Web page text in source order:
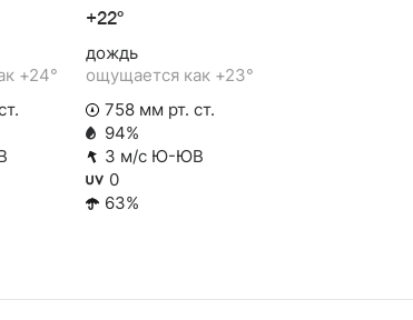
+24°
+22°
дождь
ощущается как +23°
758 мм рт. ст.
94%
3 м/с Ю-ЮВ
0
63%